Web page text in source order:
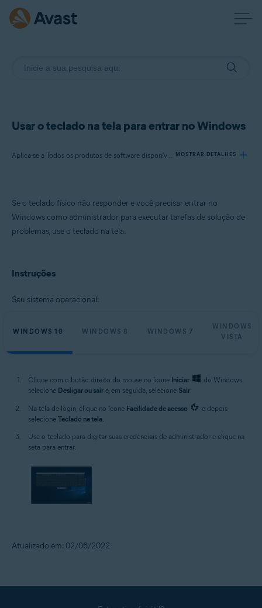
Usar o teclado na tela para entrar no Windows
Aplica-se a Todos os produtos de software disponíveis da Avast MOSTRAR DETALHES
Produtos:
Todos os produtos de software disponíveis da Avast
Microsoft Windows 8,1 / Pro / Enterprise - 32 / 64-bit
Microsoft Windows 7 Home Basic / Home Premium / Professional /
Enterprise / Ultimate - Service Pack 2, 32 / 64-bit
Se o teclado físico não responder e você precisar entrar no
Windows como administrador para executar tarefas de solução de
problemas, use o teclado na tela.
Instruções
Seu sistema operacional:
WINDOWS 10 WINDOWS 8 WINDOWS 7
WINDOWS
VISTA
Clique com o botão direito do mouse no ícone Iniciar
do Windows,
selecione Desligar ou sair e, em seguida, selecione Sair.
Na tela de login, clique no ícone Facilidade de acesso
e depois
selecione Teclado na tela.
Use o teclado para digitar suas credenciais de administrador e clique na
seta para entrar.
Atualizado em: 02/06/2022